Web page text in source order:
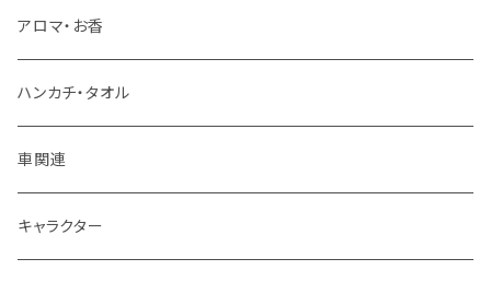
アロマ・お香
ハンカチ・タオル
車関連
キャラクター